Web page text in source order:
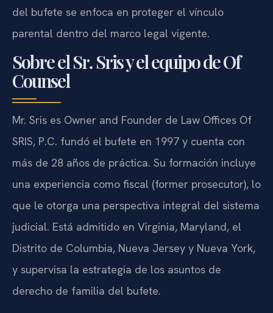
del bufete se enfoca en proteger el vínculo
parental dentro del marco legal vigente.
Sobre el Sr. Sris y el equipo de Of
Counsel
Mr. Sris es Owner and Founder de Law Offices Of
SRIS, P.C. fundó el bufete en 1997 y cuenta con
más de 28 años de práctica. Su formación incluye
una experiencia como fiscal (former prosecutor), lo
que le otorga una perspectiva integral del sistema
judicial. Está admitido en Virginia, Maryland, el
Distrito de Columbia, Nueva Jersey y Nueva York,
y supervisa la estrategia de los asuntos de
derecho de familia del bufete.